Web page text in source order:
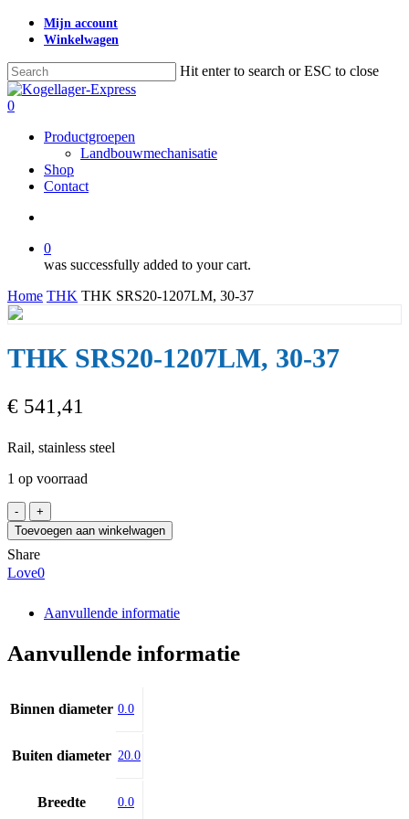
Skip
content
Mijn account
Winkelwagen
Hit enter to search or ESC to close
Close
Search
search
0
Productgroepen
Landbouwmechanisatie
Shop
Contact
0
was successfully added to your cart.
Home THK THK SRS20-1207LM, 30-37
THK SRS20-1207LM, 30-37
€ 541,41
Rail, stainless steel
1 op voorraad
THK
SRS20-
1207LM,
30-
37
Toevoegen aan winkelwagen
Share
Love0
Aanvullende informatie
Aanvullende informatie
Binnen diameter 0.0
Buiten diameter 20.0
Breedte 0.0